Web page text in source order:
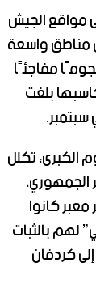
مواقع الجيش
مناطق واسعة
السريع هجومًا مفاجئًا
بلغت
الكبرى، تكلل
كانوا
لهم بالثبات
كردفان